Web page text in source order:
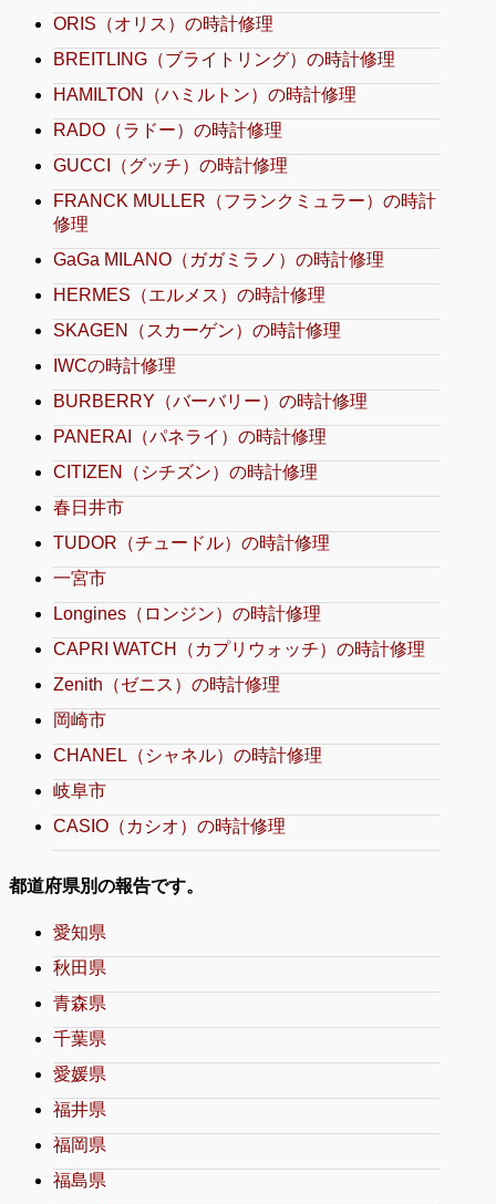
ORIS（オリス）の時計修理
BREITLING（ブライトリング）の時計修理
HAMILTON（ハミルトン）の時計修理
RADO（ラドー）の時計修理
GUCCI（グッチ）の時計修理
FRANCK MULLER（フランクミュラー）の時計
修理
GaGa MILANO（ガガミラノ）の時計修理
HERMES（エルメス）の時計修理
SKAGEN（スカーゲン）の時計修理
IWCの時計修理
BURBERRY（バーバリー）の時計修理
PANERAI（パネライ）の時計修理
CITIZEN（シチズン）の時計修理
春日井市
TUDOR（チュードル）の時計修理
一宮市
Longines（ロンジン）の時計修理
CAPRI WATCH（カプリウォッチ）の時計修理
Zenith（ゼニス）の時計修理
岡崎市
CHANEL（シャネル）の時計修理
岐阜市
CASIO（カシオ）の時計修理
都道府県別の報告です。
愛知県
秋田県
青森県
千葉県
愛媛県
福井県
福岡県
福島県